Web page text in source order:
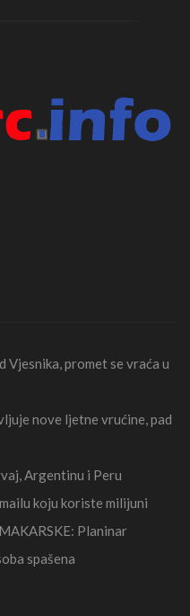
Vjesnika, promet se vraća u
nove ljetne vrućine, pad
Argentinu i Peru
koju koriste milijuni
Planinar
spašena